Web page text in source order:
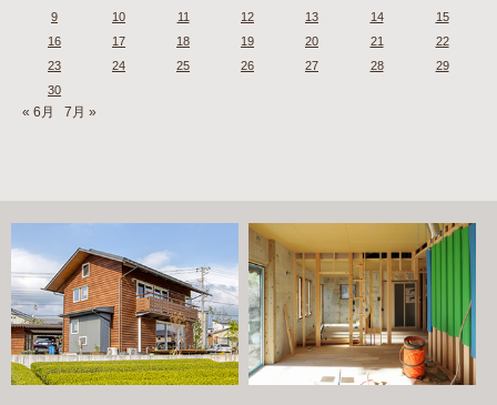
9
10 11 12 13 14
15
16
17 18 19 20 21
22
23
24 25 26 27 28
29
30
« 6月 7月 »